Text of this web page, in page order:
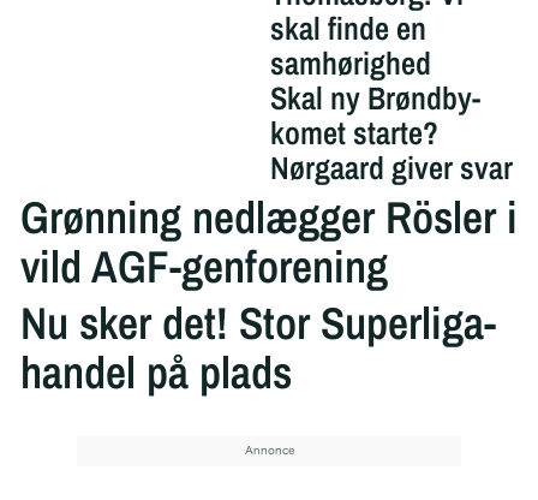
skal finde en
samhørighed
Skal ny Brøndby-
komet starte?
Nørgaard giver svar
Grønning nedlægger Rösler i
vild AGF-genforening
Nu sker det! Stor Superliga-
handel på plads